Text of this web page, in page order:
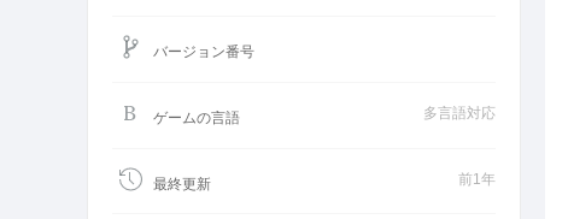
バージョン番号
ゲームの言語 多言語対応
最終更新 前1年